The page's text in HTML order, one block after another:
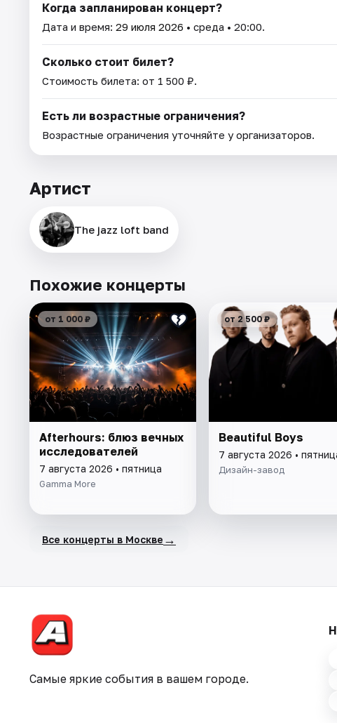
Когда запланирован концерт?
Дата и время: 29 июля 2026 • среда • 20:00.
Сколько стоит билет?
Стоимость билета: от 1 500 ₽.
Есть ли возрастные ограничения?
Возрастные ограничения уточняйте у организаторов.
Артист
The jazz loft band
Похожие концерты
от 1 000 ₽
Afterhours: блюз вечных
исследователей
7 августа 2026 • пятница
Gamma More
от 2 500 ₽
Beautiful Boys
7 августа 2026 •
Дизайн-завод
Все концерты в Москве →
Самые яркие события в вашем городе.